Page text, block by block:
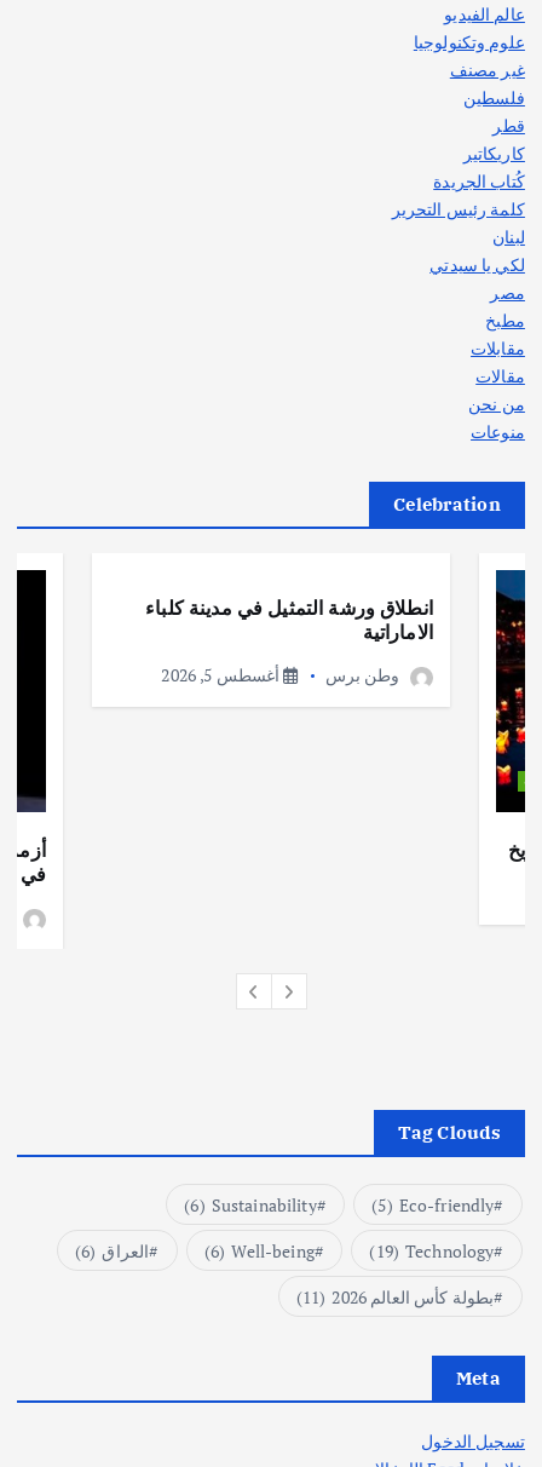
عالم الفيديو
علوم وتكنولوجيا
غير مصنف
فلسطين
قطر
كاريكاتير
كُتاب الجريدة
كلمة رئيس التحرير
لبنان
لكي يا سيدتي
مصر
مطبخ
مقابلات
مقالات
من نحن
منوعات
Celebration
انطلاق ورشة التمثيل في مدينة كلباء
الاماراتية
وطن برس أغسطس 5, 2026
أزمة
في
Tag Clouds
Eco-friendly
(5)
Sustainability
(6)
Technology
(19)
Well-being
(6) العراق (6)
بطولة كأس العالم 2026
(11)
Meta
تسجيل الدخول